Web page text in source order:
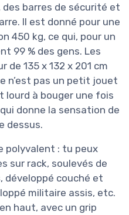
barres de sécurité et
Il est donné pour une
450 kg, ce qui, pour un
99 % des gens. Les
135 x 132 x 201 cm
n’est pas un petit jouet
lourd à bouger une fois
donne la sensation de
dessus.
polyvalent : tu peux
sur rack, soulevés de
développé couché et
militaire assis, etc.
haut, avec un grip